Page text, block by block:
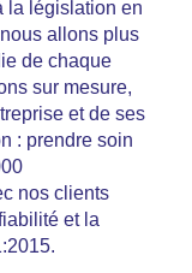
la législation en
allons plus
de chaque
sur mesure,
et de ses
: prendre soin
nos clients
et la